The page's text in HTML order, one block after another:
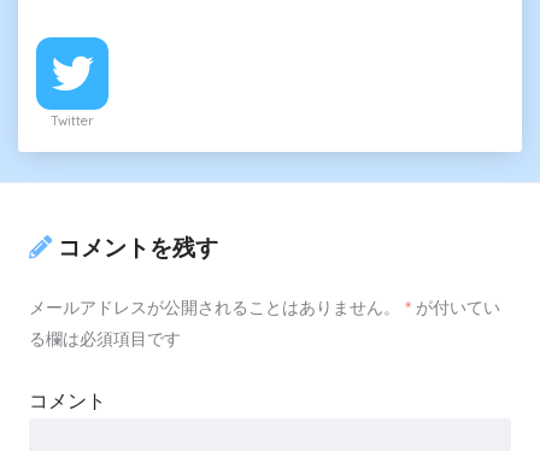
Twitter
コメントを残す
メールアドレスが公開されることはありません。 * が付いてい
る欄は必須項目です
コメント